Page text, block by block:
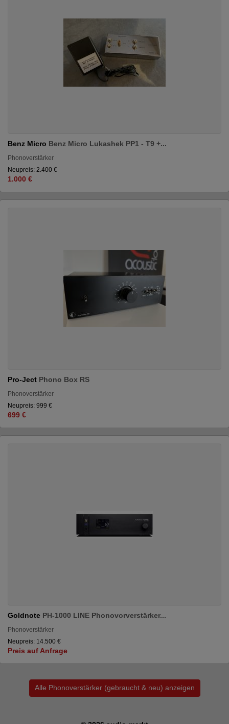
Benz Micro Benz Micro Lukashek PP1 - T9 +...
Phonoverstärker
Neupreis: 2.400 €
1.000 €
Pro-Ject Phono Box RS
Phonoverstärker
Neupreis: 999 €
699 €
Goldnote PH-1000 LINE Phonovorverstärker...
Phonoverstärker
Neupreis: 14.500 €
Preis auf Anfrage
Alle Phonoverstärker (gebraucht & neu) anzeigen